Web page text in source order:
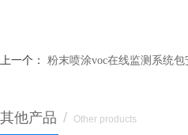
上一个： 粉末喷涂voc在线监测系统包
其他产品 / Other products